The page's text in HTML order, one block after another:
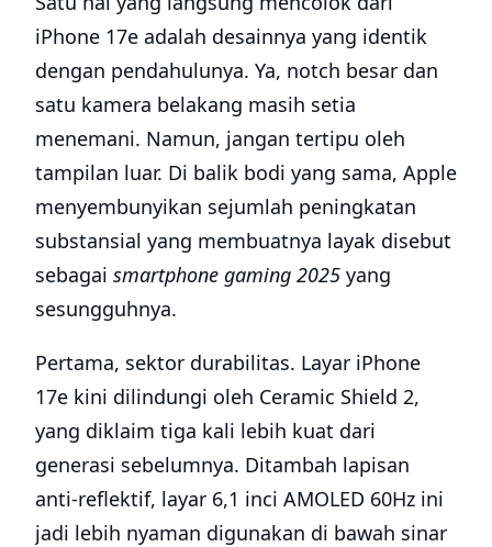
iPhone 17e adalah desainnya yang identik
dengan pendahulunya. Ya, notch besar dan
satu kamera belakang masih setia
menemani. Namun, jangan tertipu oleh
tampilan luar. Di balik bodi yang sama, Apple
menyembunyikan sejumlah peningkatan
substansial yang membuatnya layak disebut
sebagai smartphone gaming 2025 yang
sesungguhnya.
Pertama, sektor durabilitas. Layar iPhone
17e kini dilindungi oleh Ceramic Shield 2,
yang diklaim tiga kali lebih kuat dari
generasi sebelumnya. Ditambah lapisan
anti-reflektif, layar 6,1 inci AMOLED 60Hz ini
jadi lebih nyaman digunakan di bawah sinar